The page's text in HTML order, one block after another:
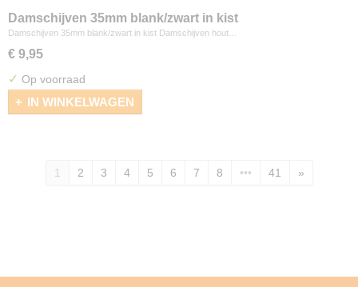
Damschijven 35mm blank/zwart in kist
Damschijven 35mm blank/zwart in kist Damschijven hout…
€ 9,95
✓ Op voorraad
IN WINKELWAGEN
1 2 3 4 5 6 7 8 ••• 41 »